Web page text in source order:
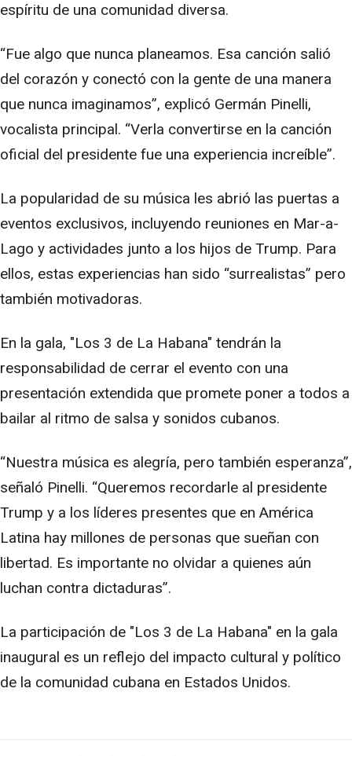
espíritu de una comunidad diversa.
“Fue algo que nunca planeamos. Esa canción salió
del corazón y conectó con la gente de una manera
que nunca imaginamos”, explicó Germán Pinelli,
vocalista principal. “Verla convertirse en la canción
oficial del presidente fue una experiencia increíble”.
La popularidad de su música les abrió las puertas a
eventos exclusivos, incluyendo reuniones en Mar-a-
Lago y actividades junto a los hijos de Trump. Para
ellos, estas experiencias han sido “surrealistas” pero
también motivadoras.
En la gala, "Los 3 de La Habana" tendrán la
responsabilidad de cerrar el evento con una
presentación extendida que promete poner a todos a
bailar al ritmo de salsa y sonidos cubanos.
“Nuestra música es alegría, pero también esperanza”,
señaló Pinelli. “Queremos recordarle al presidente
Trump y a los líderes presentes que en América
Latina hay millones de personas que sueñan con
libertad. Es importante no olvidar a quienes aún
luchan contra dictaduras”.
La participación de "Los 3 de La Habana" en la gala
inaugural es un reflejo del impacto cultural y político
de la comunidad cubana en Estados Unidos.